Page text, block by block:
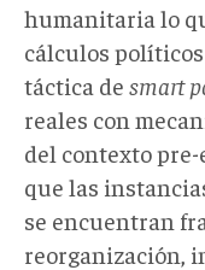
humanitaria lo
cálculos
táctica de smart
reales con
del contexto
que las
se encuentran
reorganización,